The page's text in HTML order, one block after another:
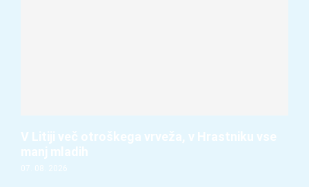
V Litiji več otroškega vrveža, v Hrastniku vse
manj mladih
07. 08. 2026